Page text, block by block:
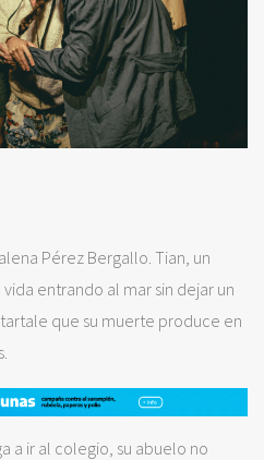
Pérez Bergallo. Tian, un
entrando al mar sin dejar un
que su muerte produce en
a ir al colegio, su abuelo no